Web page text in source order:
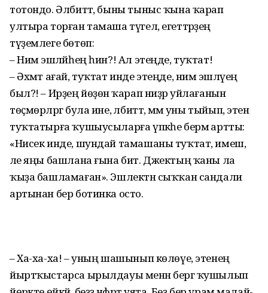
тотондо. Әлбиттә, быны тыныс ҡына ҡарап
ултыра торған тамаша түгел, егеттәрҙең
түҙемлеге бөтөп:
– Нимә эшләйһең һин?! Ал этеңде, туҡтат!
– Әхмәт ағай, туҡтат инде этеңде, нимә эшләүең
был?! – Ирҙең йөҙөнә ҡарап ниҙәр уйлағанын
төҫмөрләргә була ине, әлбиттә, әммә уны тыйып, этен
туҡтатырға ҡушыусыларға үпкәһе бермә артты:
«Нисек инде, шундай тамашаны туҡтат, имеш,
әле яңы башлана ғына бит. Джектың ҡаны ла
ҡыҙа башламаған». Эшлектән сыҡҡан сандали
артынан бер ботинка осто.
– Ха-ха-ха! – уның шашынып көлөүе, этенең
йыртҡыстарса ырылдауы менән бергә ҡушылып